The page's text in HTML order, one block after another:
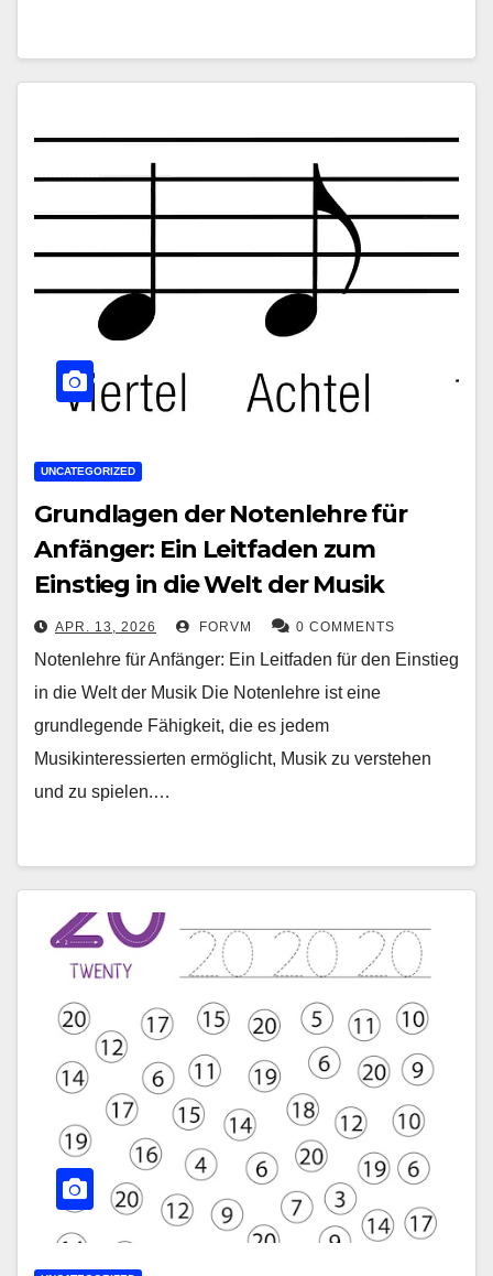
UNCATEGORIZED
Grundlagen der Notenlehre für
Anfänger: Ein Leitfaden zum
Einstieg in die Welt der Musik
APR. 13, 2026 FORVM 0 COMMENTS
Notenlehre für Anfänger: Ein Leitfaden für den Einstieg
in die Welt der Musik Die Notenlehre ist eine
grundlegende Fähigkeit, die es jedem
Musikinteressierten ermöglicht, Musik zu verstehen
und zu spielen.…